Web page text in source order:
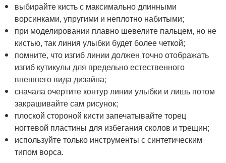
выбирайте кисть с максимально длинными
ворсинками, упругими и неплотно набитыми;
при моделировании плавно шевелите пальцем, но не
кистью, так линия улыбки будет более четкой;
помните, что изгиб линии должен точно отображать
изгиб кутикулы для предельно естественного
внешнего вида дизайна;
сначала очертите контур линии улыбки и лишь потом
закрашивайте сам рисунок;
плоской стороной кисти запечатывайте торец
ногтевой пластины для избегания сколов и трещин;
используйте только инструменты с синтетическим
типом ворса.